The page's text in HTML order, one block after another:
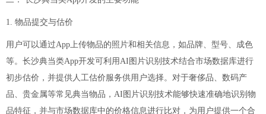
1. 物品提交与估价
用户可以通过App上传物品的照片和相关信息，如品牌、型号、成色
等。长沙典当类App开发可利用AI图片识别技术结合市场数据库进行
初步估价，并提供人工估价服务供用户选择。对于奢侈品、数码产
品、贵金属等常见典当物品，AI图片识别技术能够快速准确地识别物
品特征，并与市场数据库中的价格信息进行比对，为用户提供一个合